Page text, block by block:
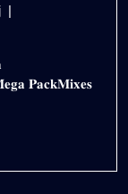
PACK
|
|
𝐏𝐚𝐜𝐤𝐌𝐢𝐱𝐞𝐬